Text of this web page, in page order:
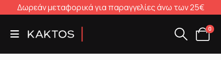
Δωρεάν μεταφορικά για παραγγελίες άνω των 25€
0